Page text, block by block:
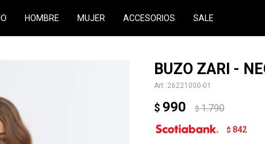
HOMBRE MUJER ACCESORIOS SALE
BUZO ZARI -
26221000-01
$ 990 $ 1.790
$ 842